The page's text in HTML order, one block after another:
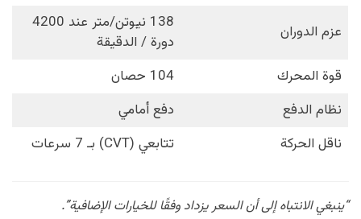
عزم الدوران
138 نيوتن/متر عند 4200
دورة / الدقيقة
قوة المحرك
104 حصان
نظام الدفع
دفع أمامي
ناقل الحركة
تتابعي (CVT) بـ 7 سرعات
“ينبغي الانتباه إلى أن السعر يزداد وفقًا للخيارات الإضافية”.